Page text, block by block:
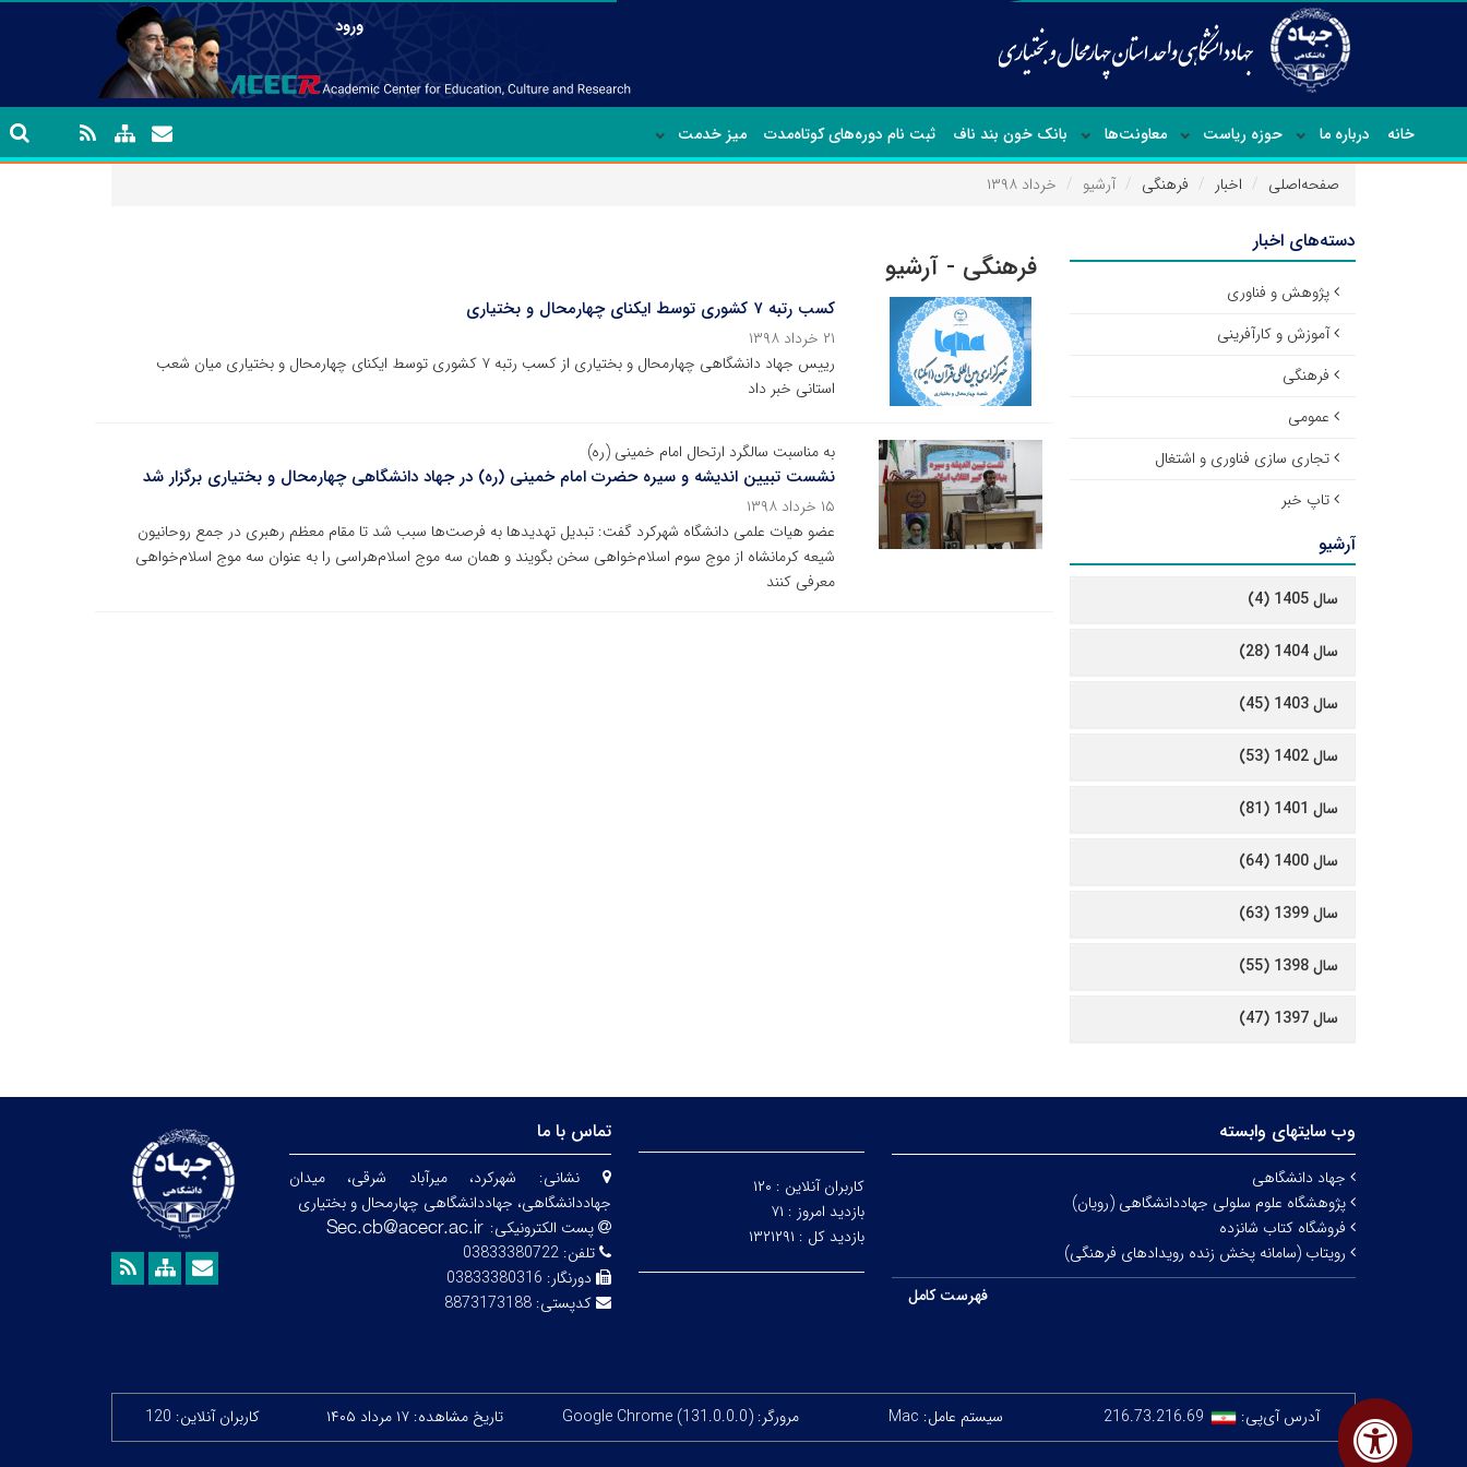
ورود
خانه درباره ما حوزه ریاست معاونت‌ها بانک خون بند ناف ثبت نام دوره‌های کوتاه‌مدت میز خدمت
صفحه‌اصلی اخبار فرهنگی آرشیو خرداد ۱۳۹۸
فرهنگی - آرشیو
کسب رتبه ۷ کشوری توسط ایکنای چهارمحال و بختیاری
۲۱ خرداد ۱۳۹۸
رییس جهاد دانشگاهی چهارمحال و بختیاری از کسب رتبه ۷ کشوری توسط ایکنای چهارمحال و بختیاری میان شعب
استانی خبر داد
به مناسبت سالگرد ارتحال امام خمینی (ره)
نشست تبیین اندیشه و سیره حضرت امام خمینی (ره) در جهاد دانشگاهی چهارمحال و بختیاری برگزار شد
۱۵ خرداد ۱۳۹۸
عضو هیات علمی دانشگاه شهرکرد گفت: تبدیل تهدیدها به فرصت‌ها سبب شد تا مقام معظم رهبری در جمع روحانیون
شیعه کرمانشاه از موج سوم اسلام‌خواهی سخن بگویند و همان سه موج اسلام‌هراسی را به عنوان سه موج اسلام‌خواهی
معرفی کنند
دسته‌های اخبار
پژوهش و فناوری
آموزش و کارآفرینی
فرهنگی
عمومی
تجاری سازی فناوری و اشتغال
تاپ خبر
آرشیو
سال 1405 (4)
سال 1404 (28)
سال 1403 (45)
سال 1402 (53)
سال 1401 (81)
سال 1400 (64)
سال 1399 (63)
سال 1398 (55)
سال 1397 (47)
وب سایتهای وابسته
جهاد دانشگاهی
پژوهشگاه علوم سلولی جهاددانشگاهی (رویان)
فروشگاه کتاب شانزده
رویتاب (سامانه پخش زنده رویدادهای فرهنگی)
فهرست کامل
کاربران آنلاین : ۱۲۰
بازدید امروز : ۷۱
بازدید کل : ۱۳۲۱۲۹۱
تماس با ما
نشانی: شهرکرد، میرآباد شرقی، میدان
جهاددانشگاهی، جهاددانشگاهی چهارمحال و بختیاری
پست الکترونیکی:
تلفن:03833380722
دورنگار: 03833380316
کدپستی:8873173188
آدرس آی‌پی: 216.73.216.69 سیستم عامل: Mac مرورگر: Google Chrome (131.0.0.0) تاریخ مشاهده: ۱۷ مرداد ۱۴۰۵ کاربران آنلاین: 120